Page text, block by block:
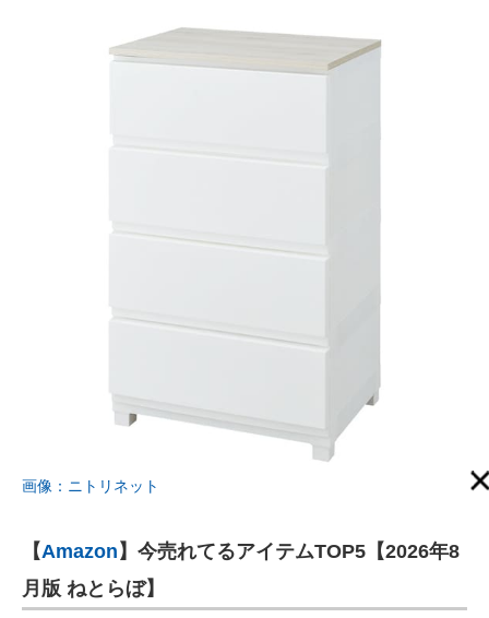
画像：ニトリネット
【Amazon 】今売れてるアイテムTOP5【2026年8
月版 ねとらぼ】